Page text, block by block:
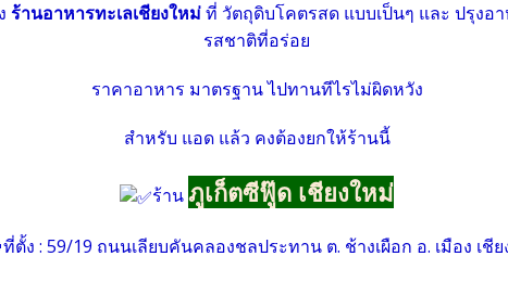
ร้านอาหารทะเลเชียงใหม่ที่ วัตถุดิบโคตรสด แบบเป็นๆ และ ปรุงอ
รสชาติที่อร่อย
ราคาอาหาร มาตรฐาน ไปทานทีไรไม่ผิดหวัง
สำหรับ แอด แล้ว คงต้องยกให้ร้านนี้
ร้านภูเก็ตซีฟู๊ด เชียงใหม่
ที่ตั้ง : 59/19 ถนนเลียบคันคลองชลประทาน ต. ช้างเผือก อ. เมือง เชี